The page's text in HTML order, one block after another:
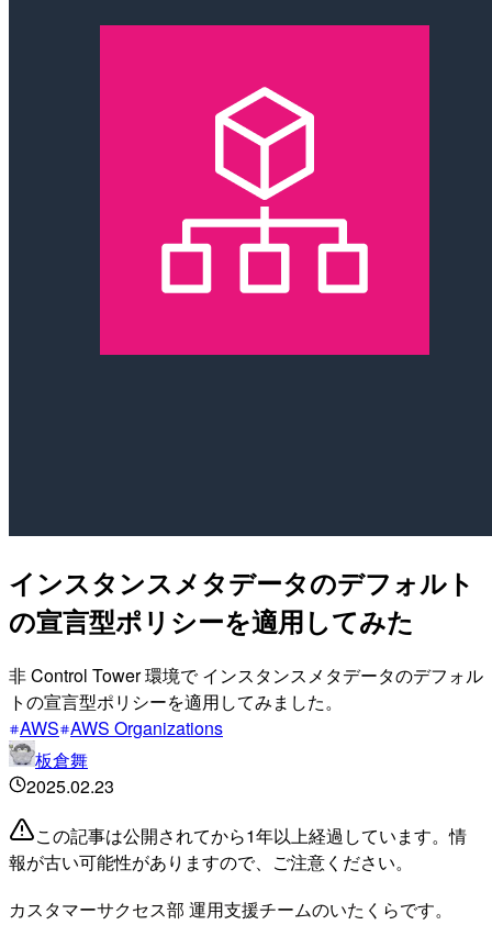
インスタンスメタデータのデフォルト
の宣言型ポリシーを適用してみた
非 Control Tower 環境で インスタンスメタデータのデフォル
トの宣言型ポリシーを適用してみました。
AWS AWS Organizations
板倉舞
2025.02.23
この記事は公開されてから1年以上経過しています。情
報が古い可能性がありますので、ご注意ください。
カスタマーサクセス部 運用支援チームのいたくらです。